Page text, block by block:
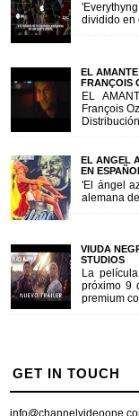
dividido en
EL
FRANÇOIS
EL
François
EL ANGEL
EN
'El ángel
alemana
VIUDA
STUDIOS
La
próximo 9
premium
GET IN TOUCH